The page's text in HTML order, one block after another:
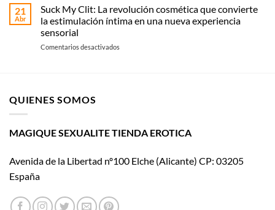
Sexualité
tipo
historia
de
Womanizer
al
21
Abr
Suck My Clit: La revolución cosmética que convierte
la estimulación íntima en una nueva experiencia
sensorial
Comentarios desactivados
convierte
íntima
QUIENES SOMOS
MAGIQUE SEXUALITE TIENDA EROTICA
Avenida de la Libertad nº100 Elche (Alicante) CP: 03205
España